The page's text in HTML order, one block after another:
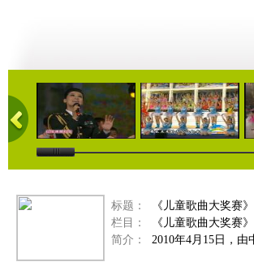
02:47 02:16
标题：
《儿童歌曲大奖赛
栏目：
《儿童歌曲大奖赛》
简介：
2010年4月15日，